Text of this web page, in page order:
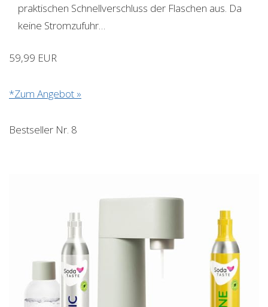
praktischen Schnellverschluss der Flaschen aus. Da
keine Stromzufuhr…
59,99 EUR
*Zum Angebot »
Bestseller Nr. 8